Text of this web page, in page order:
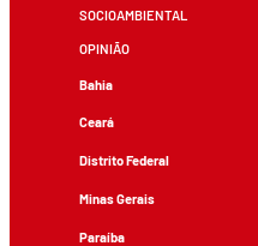
SOCIOAMBIENTAL
OPINIÃO
Bahia
Ceará
Distrito Federal
Minas Gerais
Paraíba